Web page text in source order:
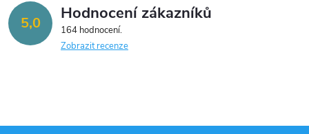
5,0 Hodnocení zákazníků
164 hodnocení
Zobrazit recenze